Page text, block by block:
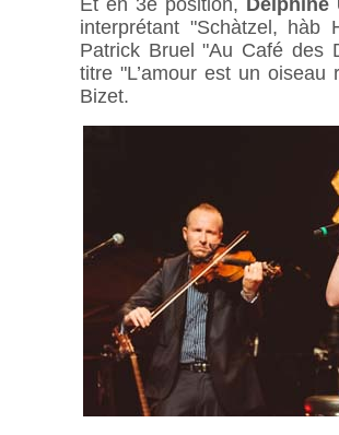
interprétant "Schàtzel, hàb
Patrick Bruel "Au Café des
titre "L’amour est un
Bizet.